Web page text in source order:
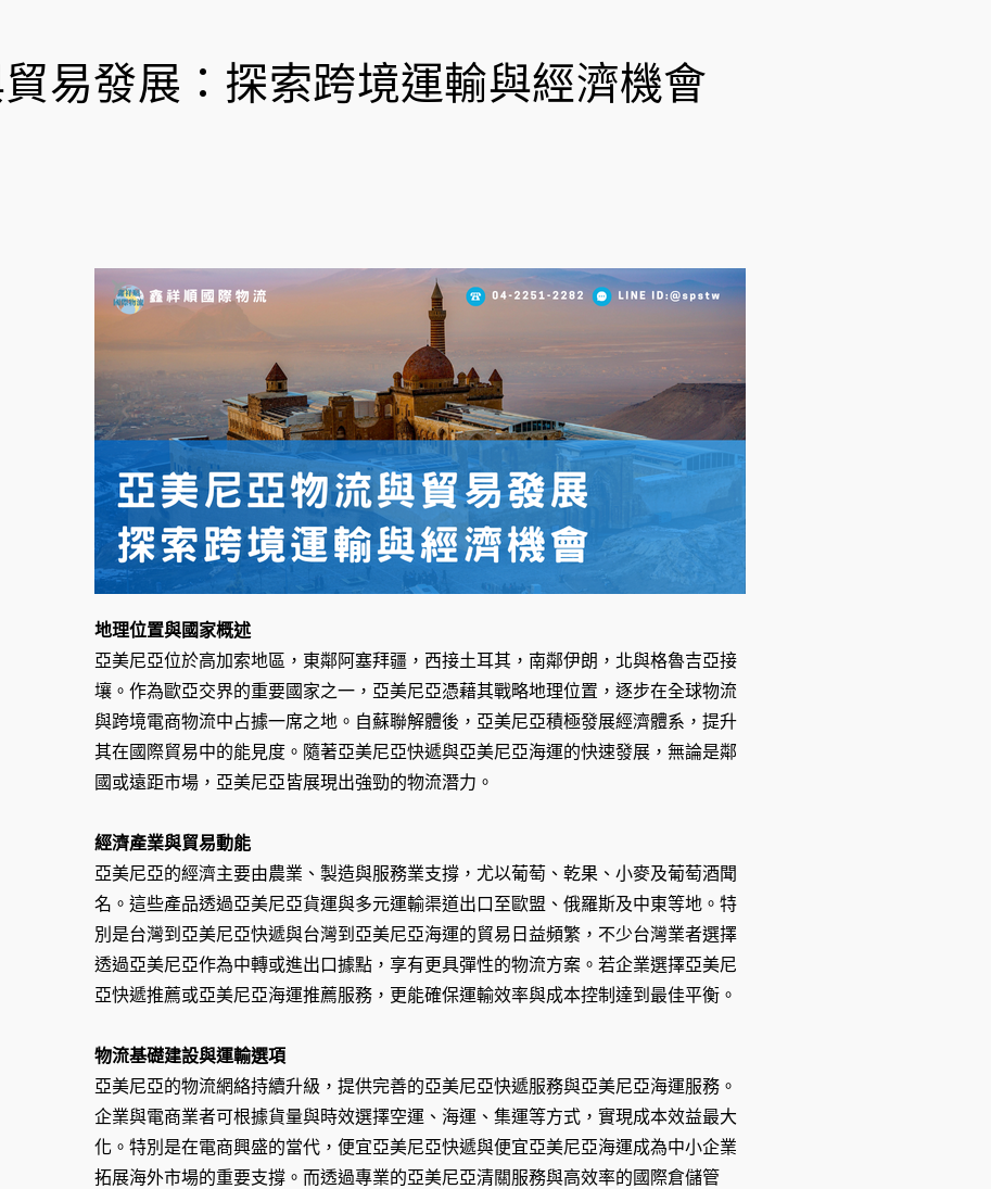
易發展：探索跨境運輸與經濟機會
地理位置與國家概述
亞美尼亞位於高加索地區，東鄰阿塞拜疆，西接土耳其，南鄰伊朗，北與格魯吉亞接
壤。作為歐亞交界的重要國家之一，亞美尼亞憑藉其戰略地理位置，逐步在全球物流
與跨境電商物流中占據一席之地。自蘇聯解體後，亞美尼亞積極發展經濟體系，提升
其在國際貿易中的能見度。隨著亞美尼亞快遞與亞美尼亞海運的快速發展，無論是鄰
國或遠距市場，亞美尼亞皆展現出強勁的物流潛力。
經濟產業與貿易動能
亞美尼亞的經濟主要由農業、製造與服務業支撐，尤以葡萄、乾果、小麥及葡萄酒聞
名。這些產品透過亞美尼亞貨運與多元運輸渠道出口至歐盟、俄羅斯及中東等地。特
別是台灣到亞美尼亞快遞與台灣到亞美尼亞海運的貿易日益頻繁，不少台灣業者選擇
透過亞美尼亞作為中轉或進出口據點，享有更具彈性的物流方案。若企業選擇亞美尼
亞快遞推薦或亞美尼亞海運推薦服務，更能確保運輸效率與成本控制達到最佳平衡。
物流基礎建設與運輸選項
亞美尼亞的物流網絡持續升級，提供完善的亞美尼亞快遞服務與亞美尼亞海運服務。
企業與電商業者可根據貨量與時效選擇空運、海運、集運等方式，實現成本效益最大
化。特別是在電商興盛的當代，便宜亞美尼亞快遞與便宜亞美尼亞海運成為中小企業
拓展海外市場的重要支撐。而透過專業的亞美尼亞清關服務與高效率的國際倉儲管